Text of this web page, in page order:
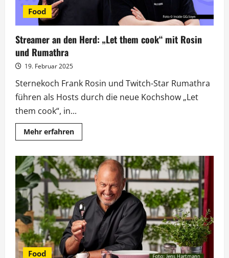
Food
Streamer an den Herd: „Let them cook“ mit Rosin
und Rumathra
19. Februar 2025
Sternekoch Frank Rosin und Twitch-Star Rumathra
führen als Hosts durch die neue Kochshow „Let
them cook“, in...
Mehr erfahrenMehr
Informationen
an
den
Herd:
„Let
them
cook“
mit
Rosin
und
Rumathra
Food